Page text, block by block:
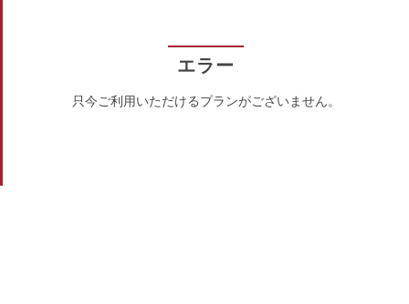
エラー
只今ご利用いただけるプランがございません。